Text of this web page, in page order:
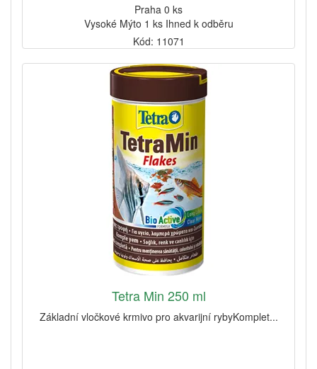
Praha 0 ks
Vysoké Mýto 1 ks Ihned k odběru
Kód: 11071
Tetra Min 250 ml
Základní vločkové krmivo pro akvarijní rybyKomplet...